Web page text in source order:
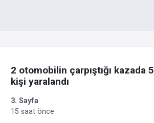
2 otomobilin çarpıştığı kazada 5
kişi yaralandı
3. Sayfa
15 saat önce